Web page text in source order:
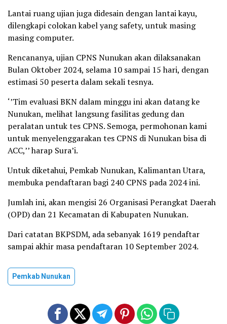
Lantai ruang ujian juga didesain dengan lantai kayu,
dilengkapi colokan kabel yang safety, untuk masing
masing computer.
Rencananya, ujian CPNS Nunukan akan dilaksanakan
Bulan Oktober 2024, selama 10 sampai 15 hari, dengan
estimasi 50 peserta dalam sekali tesnya.
‘’Tim evaluasi BKN dalam minggu ini akan datang ke
Nunukan, melihat langsung fasilitas gedung dan
peralatan untuk tes CPNS. Semoga, permohonan kami
untuk menyelenggarakan tes CPNS di Nunukan bisa di
ACC,’’ harap Sura’i.
Untuk diketahui, Pemkab Nunukan, Kalimantan Utara,
membuka pendaftaran bagi 240 CPNS pada 2024 ini.
Jumlah ini, akan mengisi 26 Organisasi Perangkat Daerah
(OPD) dan 21 Kecamatan di Kabupaten Nunukan.
Dari catatan BKPSDM, ada sebanyak 1619 pendaftar
sampai akhir masa pendaftaran 10 September 2024.
Pemkab Nunukan